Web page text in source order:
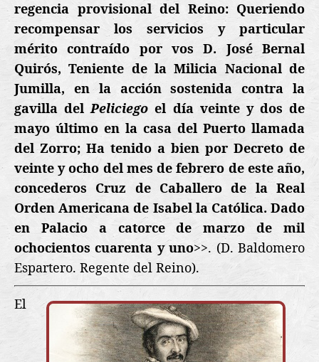
regencia provisional del Reino: Queriendo
recompensar los servicios y particular
mérito contraído por vos D. José Bernal
Quirós, Teniente de la Milicia Nacional de
Jumilla, en la acción sostenida contra la
gavilla delPeliciego el día veinte y dos de
mayo último en la casa del Puerto llamada
del Zorro; Ha tenido a bien por Decreto de
veinte y ocho del mes de febrero de este año,
concederos Cruz de Caballero de la Real
Orden Americana de Isabel la Católica. Dado
en Palacio a catorce de marzo de mil
ochocientos cuarenta y uno>>. (D. Baldomero
Espartero. Regente del Reino).
El